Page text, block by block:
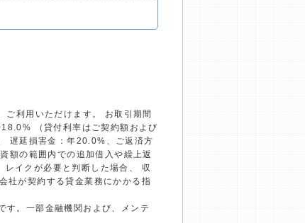
利用いただけます。 お取引期間
（貸付利率はご契約額および
遅延損害金：年20.0%、ご返済方
額の範囲内での追加借入や繰上返
イクが必要と判断した場合、 収
社が契約する貸金業務にかかる指
す。一部金融機関および、メンテ